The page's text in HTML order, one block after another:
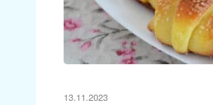
13.11.2023